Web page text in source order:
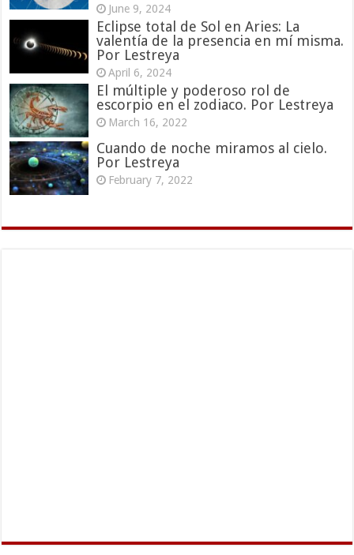
June 9, 2024
Eclipse total de Sol en Aries: La
valentía de la presencia en mí misma.
Por Lestreya
April 6, 2024
El múltiple y poderoso rol de
escorpio en el zodiaco. Por Lestreya
March 16, 2022
Cuando de noche miramos al cielo.
Por Lestreya
February 7, 2022